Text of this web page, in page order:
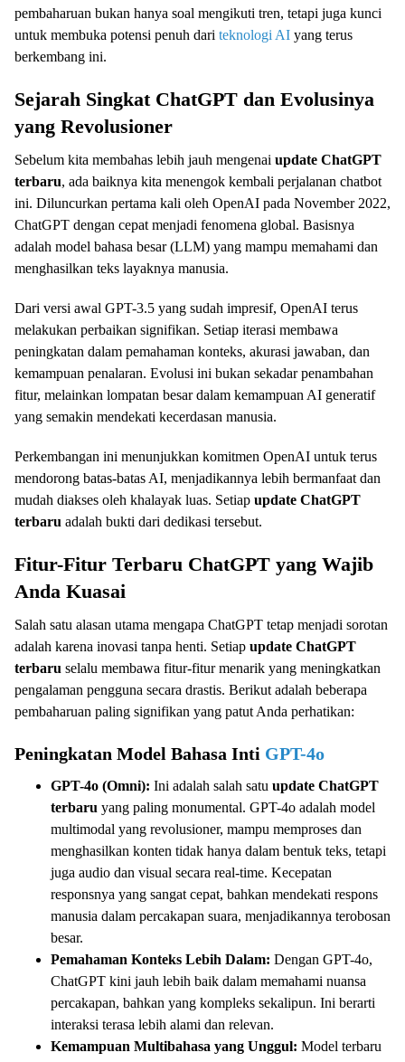
pembaharuan bukan hanya soal mengikuti tren, tetapi juga kunci
untuk membuka potensi penuh dari teknologi AI yang terus
berkembang ini.
Sejarah Singkat ChatGPT dan Evolusinya
yang Revolusioner
Sebelum kita membahas lebih jauh mengenai update ChatGPT
terbaru, ada baiknya kita menengok kembali perjalanan chatbot
ini. Diluncurkan pertama kali oleh OpenAI pada November 2022,
ChatGPT dengan cepat menjadi fenomena global. Basisnya
adalah model bahasa besar (LLM) yang mampu memahami dan
menghasilkan teks layaknya manusia.
Dari versi awal GPT-3.5 yang sudah impresif, OpenAI terus
melakukan perbaikan signifikan. Setiap iterasi membawa
peningkatan dalam pemahaman konteks, akurasi jawaban, dan
kemampuan penalaran. Evolusi ini bukan sekadar penambahan
fitur, melainkan lompatan besar dalam kemampuan AI generatif
yang semakin mendekati kecerdasan manusia.
Perkembangan ini menunjukkan komitmen OpenAI untuk terus
mendorong batas-batas AI, menjadikannya lebih bermanfaat dan
mudah diakses oleh khalayak luas. Setiap update ChatGPT
terbaru adalah bukti dari dedikasi tersebut.
Fitur-Fitur Terbaru ChatGPT yang Wajib
Anda Kuasai
Salah satu alasan utama mengapa ChatGPT tetap menjadi sorotan
adalah karena inovasi tanpa henti. Setiap update ChatGPT
terbaru selalu membawa fitur-fitur menarik yang meningkatkan
pengalaman pengguna secara drastis. Berikut adalah beberapa
pembaharuan paling signifikan yang patut Anda perhatikan:
Peningkatan Model Bahasa Inti GPT-4o
GPT-4o (Omni): Ini adalah salah satu update ChatGPT
terbaru yang paling monumental. GPT-4o adalah model
multimodal yang revolusioner, mampu memproses dan
menghasilkan konten tidak hanya dalam bentuk teks, tetapi
juga audio dan visual secara real-time. Kecepatan
responsnya yang sangat cepat, bahkan mendekati respons
manusia dalam percakapan suara, menjadikannya terobosan
besar.
Pemahaman Konteks Lebih Dalam: Dengan GPT-4o,
ChatGPT kini jauh lebih baik dalam memahami nuansa
percakapan, bahkan yang kompleks sekalipun. Ini berarti
interaksi terasa lebih alami dan relevan.
Kemampuan Multibahasa yang Unggul: Model terbaru